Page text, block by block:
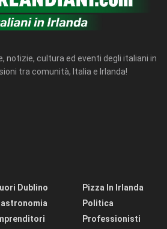
notizie, cultura ed eventi degli italiani in
tra comunità, Italia e Irlanda!
Dublino
Pizza In Irlanda
Politica
Professionisti